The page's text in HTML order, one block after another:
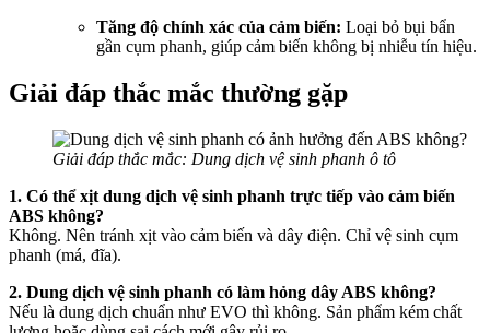
Tăng độ chính xác của cảm biến: Loại bỏ bụi bẩn
gần cụm phanh, giúp cảm biến không bị nhiễu tín hiệu.
Giải đáp thắc mắc thường gặp
Giải đáp thắc mắc: Dung dịch vệ sinh phanh ô tô
1. Có thể xịt dung dịch vệ sinh phanh trực tiếp vào cảm biến
ABS không?
Không. Nên tránh xịt vào cảm biến và dây điện. Chỉ vệ sinh cụm
phanh (má, đĩa).
2. Dung dịch vệ sinh phanh có làm hỏng dây ABS không?
Nếu là dung dịch chuẩn như EVO thì không. Sản phẩm kém chất